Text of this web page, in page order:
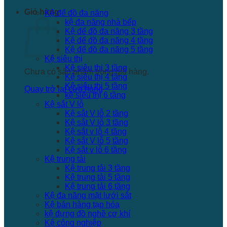
Giỏ hàng
Chưa có sản phẩm trong giỏ hàng.
Quay trở lại cửa hàng
Kệ để đồ đa năng
kệ đa năng nhà bếp
Kệ để đồ đa năng 3 tầng
Kệ để đồ đa năng 4 tầng
Kệ để đồ đa năng 5 tầng
Kệ siêu thị
Kệ siêu thị 3 tầng
Kệ siêu thị 4 tầng
Kệ siêu thị 5 tầng
kệ siêu thị 6 tầng
Kệ sắt V lỗ
Kệ sắt V lỗ 2 tầng
Kệ sắt V lỗ 3 tầng
Kệ sắt v lỗ 4 tầng
Kệ sắt V lỗ 5 tầng
Kệ sắt v lỗ 6 tầng
Kệ trung tải
Kệ trung tải 3 tầng
Kệ trung tải 5 tầng
Kệ trung tải 6 tầng
Kệ đa năng mặt lưới sắt
Kệ bán hàng tạp hóa
kệ đựng đồ nghề cơ khí
Kệ công nghiệp